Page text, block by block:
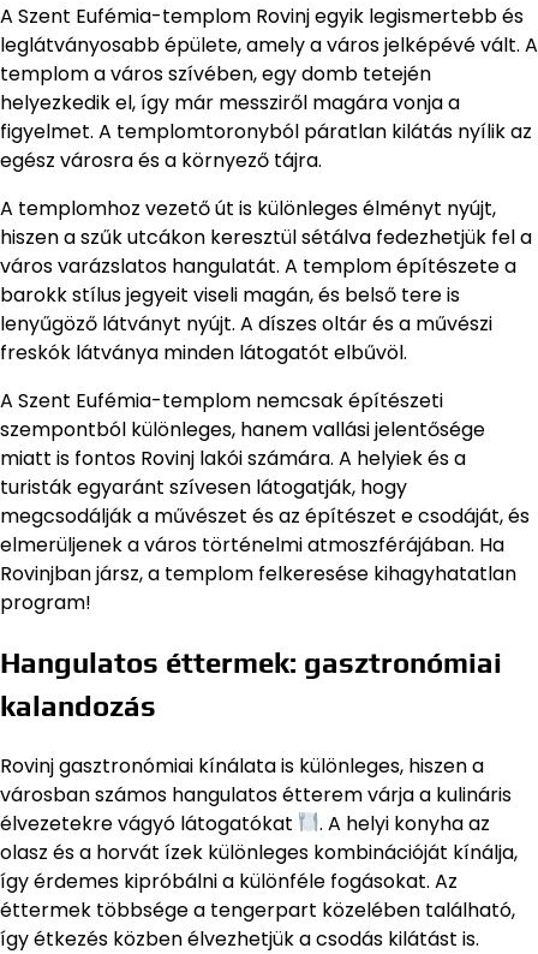
A Szent Eufémia-templom Rovinj egyik legismertebb és
leglátványosabb épülete, amely a város jelképévé vált. A
templom a város szívében, egy domb tetején
helyezkedik el, így már messziről magára vonja a
figyelmet. A templomtoronyból páratlan kilátás nyílik az
egész városra és a környező tájra.
A templomhoz vezető út is különleges élményt nyújt,
hiszen a szűk utcákon keresztül sétálva fedezhetjük fel a
város varázslatos hangulatát. A templom építészete a
barokk stílus jegyeit viseli magán, és belső tere is
lenyűgöző látványt nyújt. A díszes oltár és a művészi
freskók látványa minden látogatót elbűvöl.
A Szent Eufémia-templom nemcsak építészeti
szempontból különleges, hanem vallási jelentősége
miatt is fontos Rovinj lakói számára. A helyiek és a
turisták egyaránt szívesen látogatják, hogy
megcsodálják a művészet és az építészet e csodáját, és
elmerüljenek a város történelmi atmoszférájában. Ha
Rovinjban jársz, a templom felkeresése kihagyhatatlan
program!
Hangulatos éttermek: gasztronómiai
kalandozás
Rovinj gasztronómiai kínálata is különleges, hiszen a
városban számos hangulatos étterem várja a kulináris
élvezetekre vágyó látogatókat
. A helyi konyha az
olasz és a horvát ízek különleges kombinációját kínálja,
így érdemes kipróbálni a különféle fogásokat. Az
éttermek többsége a tengerpart közelében található,
így étkezés közben élvezhetjük a csodás kilátást is.